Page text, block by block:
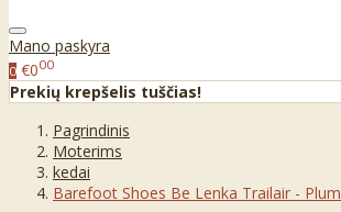
Mano paskyra
0 €000
Prekių krepšelis tuščias!
Pagrindinis
Moterims
kedai
Barefoot Shoes Be Lenka Trailair - Plum